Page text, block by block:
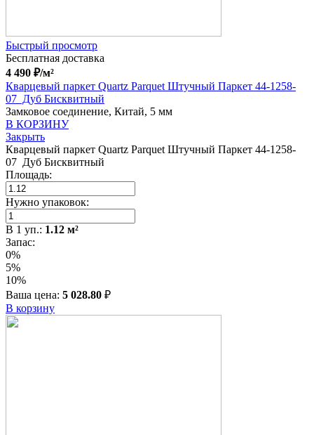
Быстрый просмотр
Бесплатная доставка
4 490 ₽/м²
Кварцевый паркет Quartz Parquet Штучный Паркет 44-1258-
07 Дуб Бисквитный
Замковое соединение, Китай, 5 мм
В КОРЗИНУ
Закрыть
Кварцевый паркет Quartz Parquet Штучный Паркет 44-1258-
07 Дуб Бисквитный
Площадь:
Нужно упаковок:
В 1 уп.: 1.12 м²
Запас:
0%
5%
10%
Ваша цена: 5 028.80 ₽
В корзину